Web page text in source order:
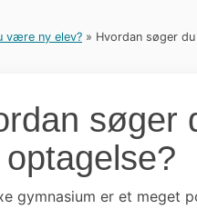
være ny elev? » Hvordan søger
søger
gymnasium er et meget